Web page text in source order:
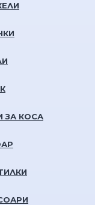
ЗА КОСА